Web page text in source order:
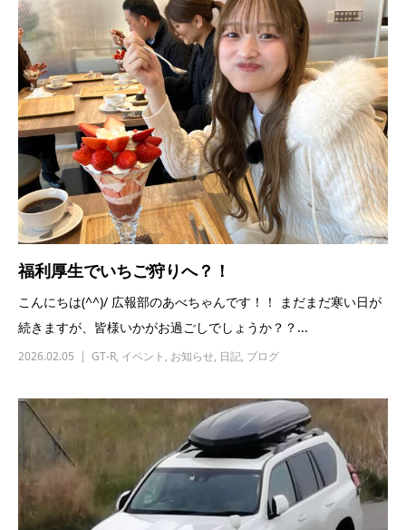
福利厚生でいちご狩りへ？！
こんにちは(^^)/ 広報部のあべちゃんです！！ まだまだ寒い日が
続きますが、皆様いかがお過ごしでしょうか？？...
2026.02.05 GT-R, イベント , お知らせ, 日記, ブログ